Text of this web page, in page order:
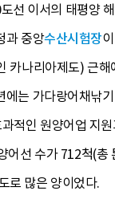
선 이서의 태평양
과 중앙수산시험장
카나리아제도) 근
는 가다랑어채낚
적인 원양어업 지
어선 수가 712척(
로 많은 양이었다.